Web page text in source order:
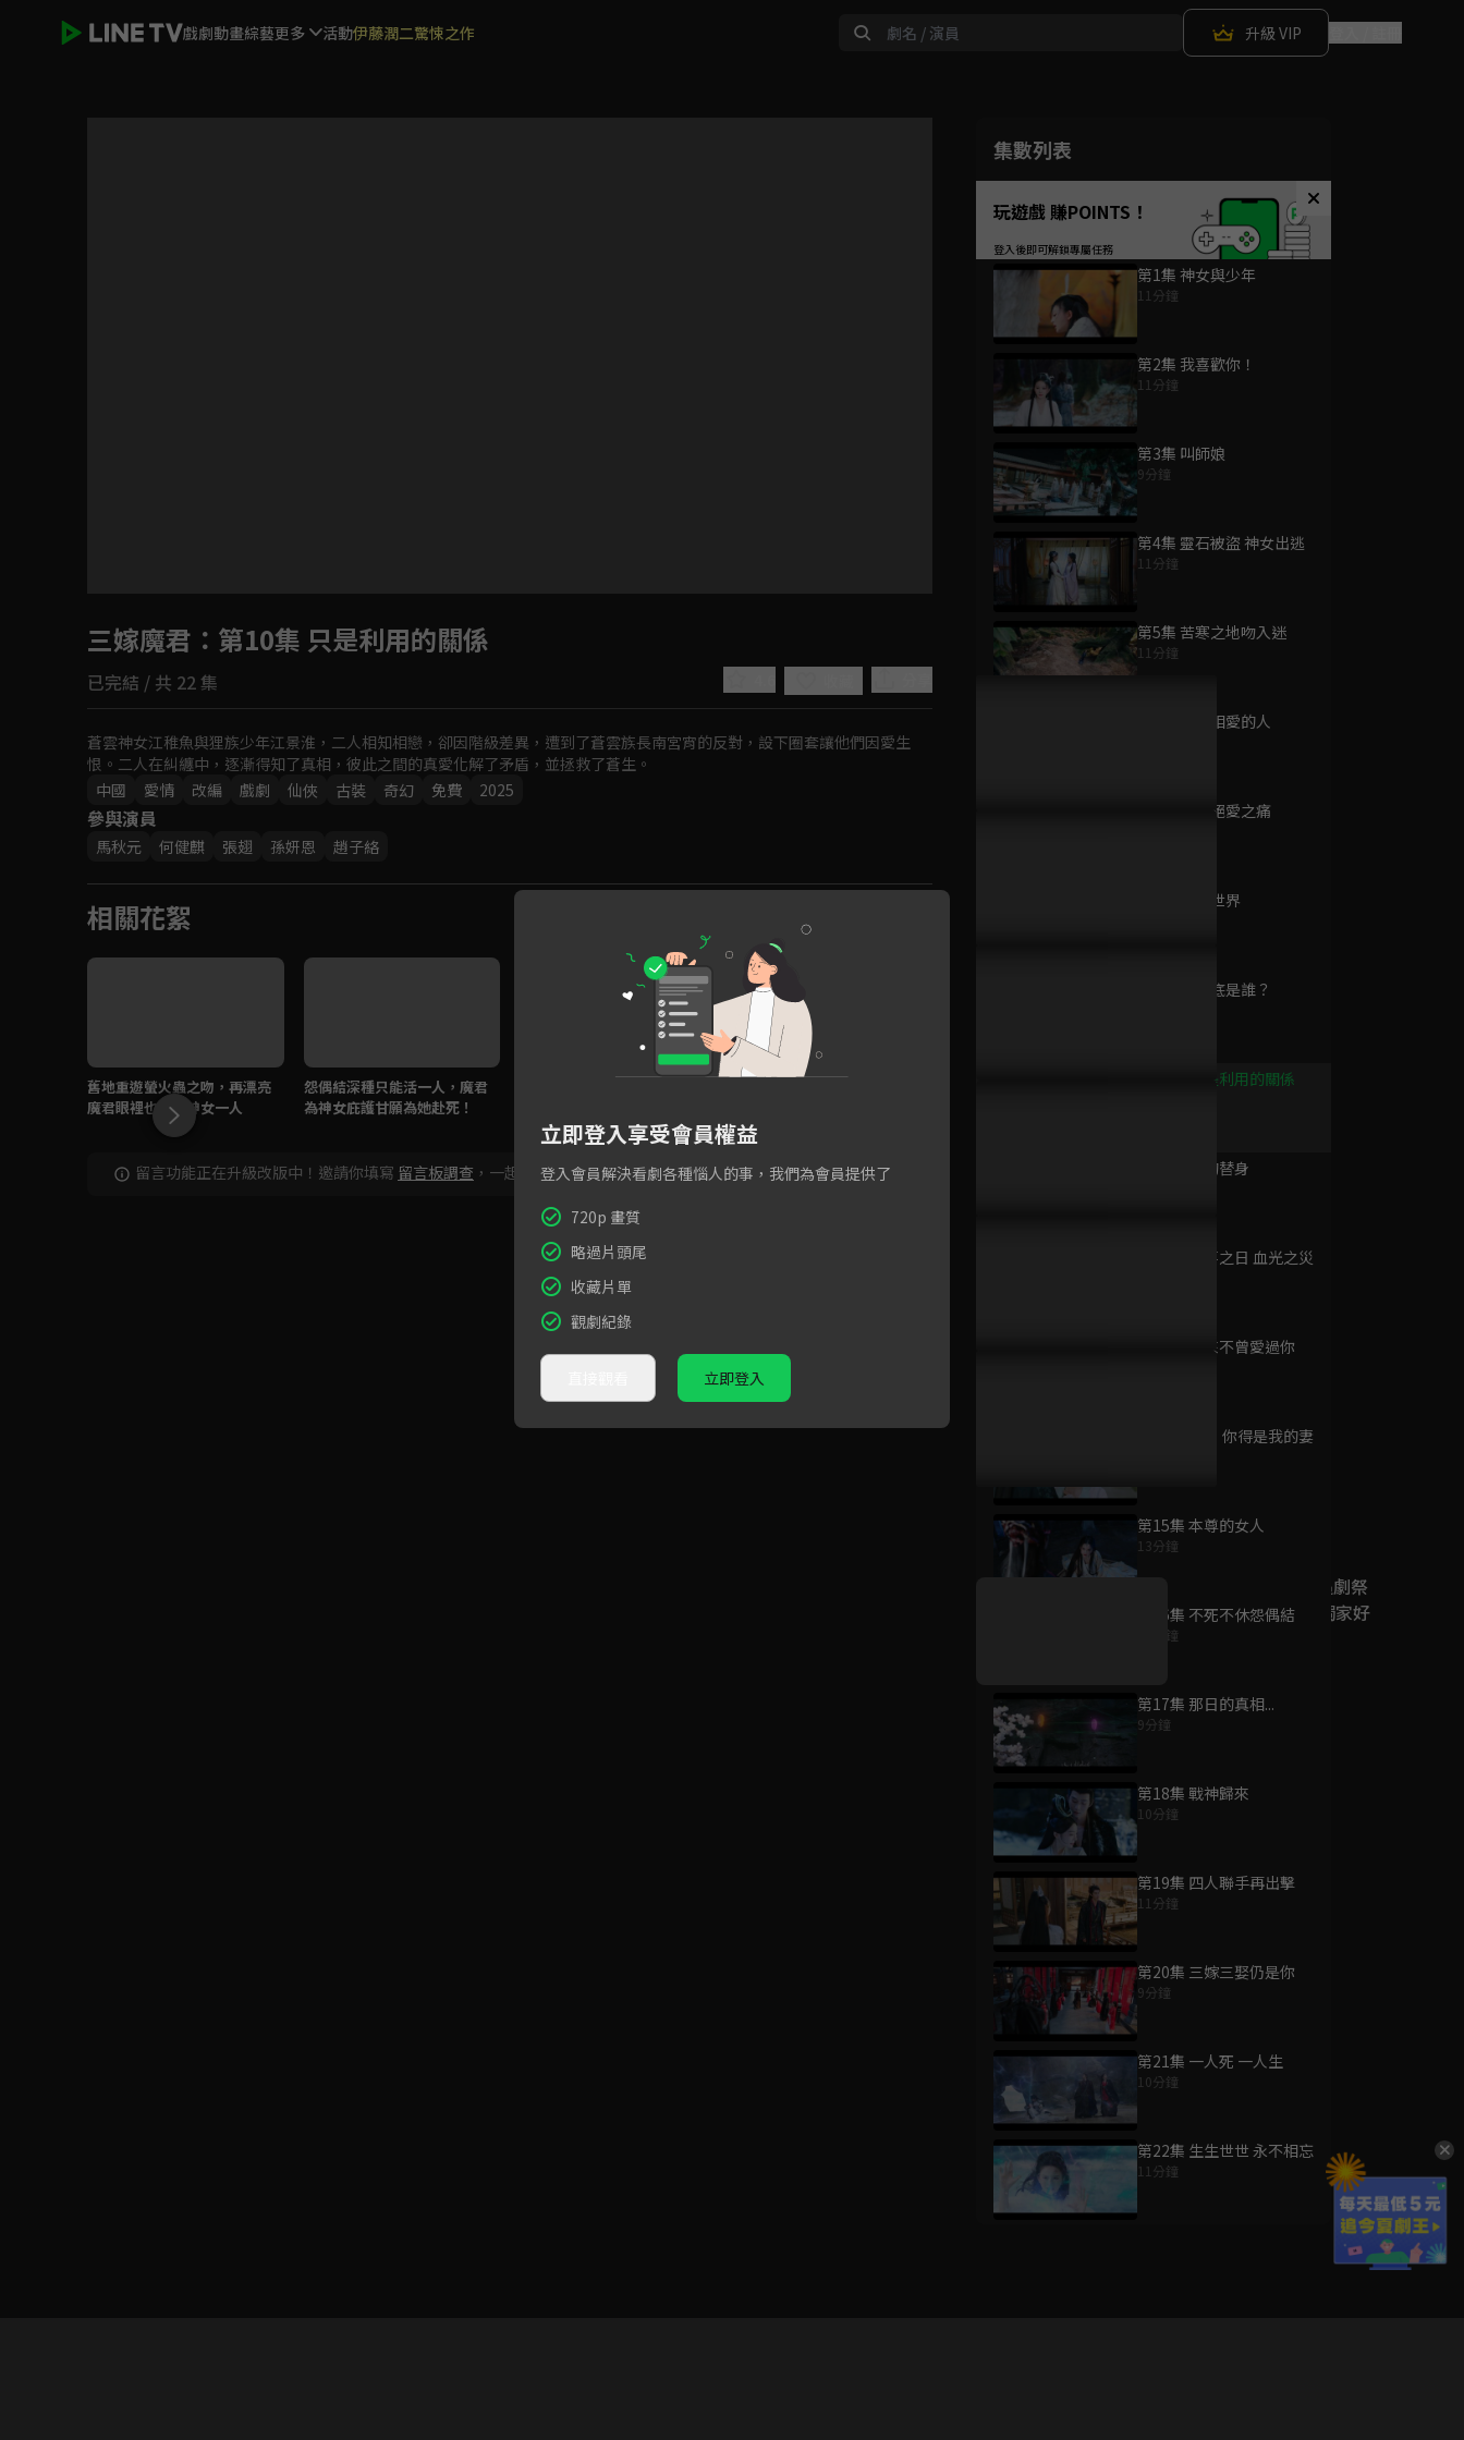
戲劇動畫綜藝更多 活動伊藤潤二驚悚之作 升級 VIP
如有不便請見諒
集數列表
玩遊戲 賺POINTS！
第1集 神女與少年
11分鐘
第2集 我喜歡你！
11分鐘
第3集 叫師娘
9分鐘
第4集 靈石被盜 神女出逃
11分鐘
第5集 苦寒之地吻入迷
11分鐘
第6集 真心相愛的人
第7集 斷情絕愛之痛
第8集 魔族世界
第9集 你到底是誰？
第10集 只是利用的關係
第11集 她的替身
第12集 大喜之日 血光之災
第13集 從來不曾愛過你
第14集 明日 你得是我的妻
第15集 本尊的女人
13分鐘
第16集 不死不休怨偶結
12分鐘
第17集 那日的真相...
9分鐘
第18集 戰神歸來
10分鐘
第19集 四人聯手再出擊
11分鐘
第20集 三嫁三娶仍是你
9分鐘
第21集 一人死 一人生
10分鐘
第22集 生生世世 永不相忘
11分鐘
三嫁魔君 ：第10集 只是利用的關係
已完結 / 共 22 集
蒼雲神女江稚魚與狸族少年江景淮，二人相知相戀，卻因階級差異，遭到了蒼雲族長南宮宵的反對，設下圈套讓他們因愛生
恨。二人在糾纏中，逐漸得知了真相，彼此之間的真愛化解了矛盾，並拯救了蒼生。
中國
愛情 改編 戲劇 仙俠 古裝 奇幻 免費 2025
參與演員
馬秋元 何健麒 張翅 孫妍恩 趙子絡
相關花絮
舊地重遊螢火蟲之吻，再漂亮
魔君眼裡也只有神女一人
怨偶結深種只能活一人，魔君
為神女庇護甘願為她赴死！
想見你一刻都等不了！夫君偷
留言功能正在升級改版中！邀請你填寫 留言板調查 ，一起共創新版留言功能！ 顯示更多
為您推薦
雙生契
已完結 / 共 1 集
誤入君夢
已完結 / 共 28 集
誤情
好康資訊
7/21-8/20，盛夏追劇祭
升級VIP最優惠！獨家好
立即登入享受會員權益
登入會員解決看劇各種惱人的事，我們為會員提供了
720p 畫質
略過片頭尾
收藏片單
觀劇紀錄
立即登入